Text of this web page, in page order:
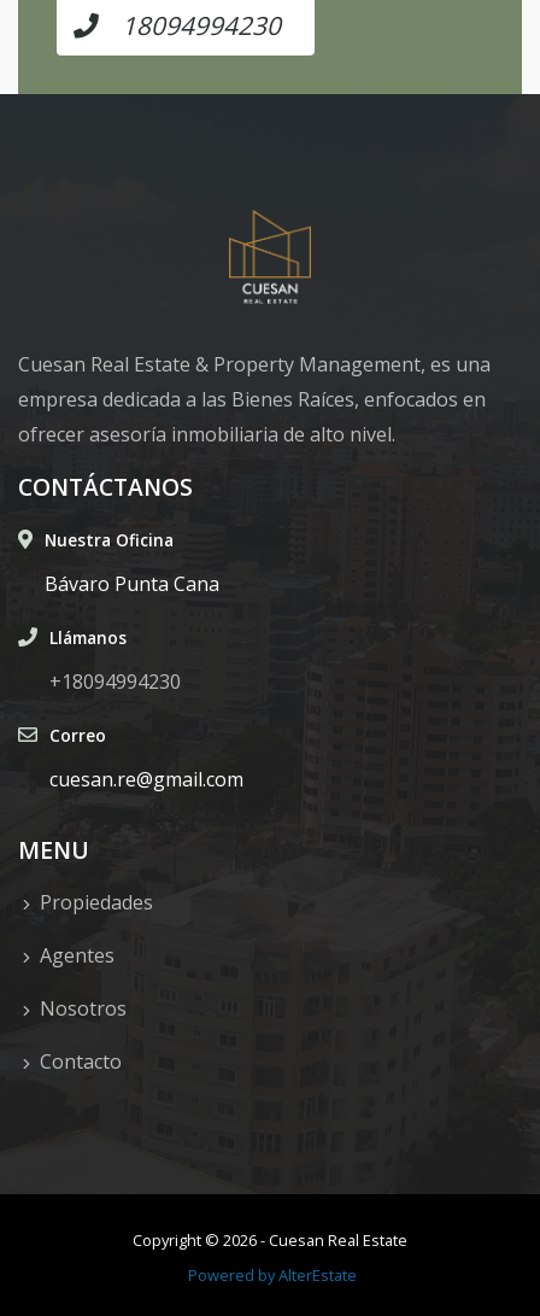
18094994230
Cuesan Real Estate & Property Management, es una
empresa dedicada a las Bienes Raíces, enfocados en
ofrecer asesoría inmobiliaria de alto nivel.
CONTÁCTANOS
Nuestra Oficina
Bávaro Punta Cana
Llámanos
+18094994230
Correo
cuesan.re@gmail.com
MENU
Propiedades
Agentes
Nosotros
Contacto
Copyright © 2026-Cuesan Real Estate
Powered byAlterEstate